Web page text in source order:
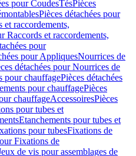
pour CoudesTésPièces
Pièces détachées pour
et raccordements,
Raccords et raccordements,
pour
pour AppliquesNourrices de
détachées pour Nourrices de
pour chauffagePièces détachées
pour chauffagePièces
chauffageAccessoiresPièces
pour tubes et
Etanchements pour tubes et
pour tubesFixations de
Fixations de
de vis pour assemblages de